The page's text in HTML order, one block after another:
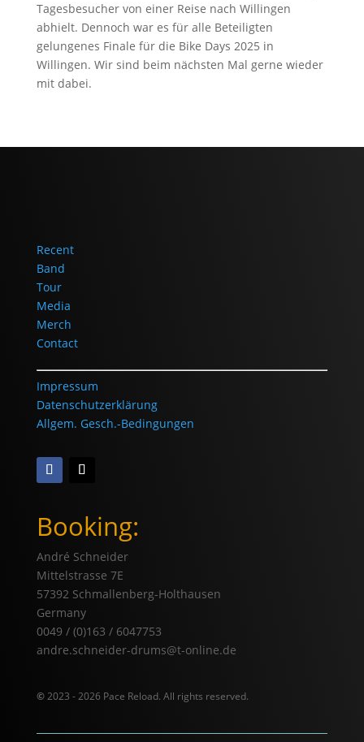
Tagesbesucher von einer Reise nach Willingen
abhielt. Dennoch war es für alle Beteiligten
gelungenes Finale für die Bike Days 2025 in
Willingen. Wir sind beim nächsten Mal gerne wieder
mit dabei.
Recent
Band
Tour
Media
Merch
Contact
Impressum
Datenschutzerklärung
Allgem. Gesch.-Bedingungen
Booking:
André Schneider
Mittelstrasse 7E
57392 Schmallenberg-Holthausen
Germany
0049 / (0)163 / 6047753
andre.schneider-drums@t-online.de
©2023 - 2026 Pace Reload. All rights reserved.